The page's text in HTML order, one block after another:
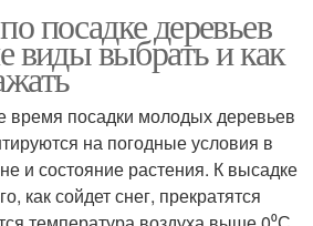
посадке деревьев
виды выбрать и как
время посадки молодых деревьев
на погодные условия в
и состояние растения. К высадке
как сойдет снег, прекратятся